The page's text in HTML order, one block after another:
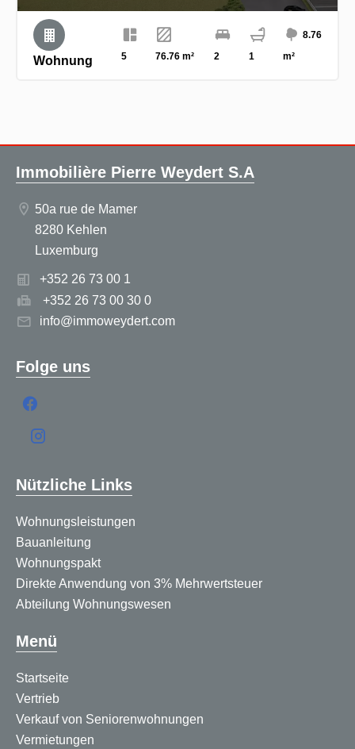
Wohnung 5 76.76 m² 2 1
8.76
m²
Immobilière Pierre Weydert S.A
50a rue de Mamer
8280 Kehlen
Luxemburg
+352 26 73 00 1
+352 26 73 00 30 0
info@immoweydert.com
Folge uns
Nützliche Links
Wohnungsleistungen
Bauanleitung
Wohnungspakt
Direkte Anwendung von 3% Mehrwertsteuer
Abteilung Wohnungswesen
Menü
Startseite
Vertrieb
Verkauf von Seniorenwohnungen
Vermietungen